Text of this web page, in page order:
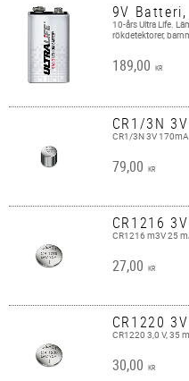
9V
10-års Ultra Life.
rökdetektorer,
189,00 KR
CR1/3N
CR1/3N 3V
79,00 KR
CR1216
CR1216 m3V 25
27,00 KR
CR1220
CR1220 3,0 V, 35
30,00 KR